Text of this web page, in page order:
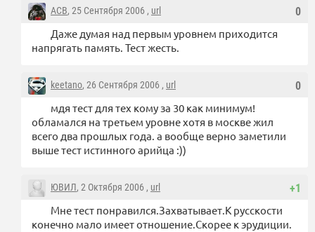
0
ACB, 25 Сентября 2006 , url
Даже думая над первым уровнем приходится
напрягать память. Тест жесть.
0
keetano, 26 Сентября 2006 , url
мдя тест для тех кому за 30 как минимум!
обламался на третьем уровне хотя в москве жил
всего два прошлых года. а вообще верно заметили
выше тест истинного арийца :))
+1
ЮВИЛ, 2 Октября 2006 , url
Мне тест понравился.Захватывает.К русскости
конечно мало имеет отношение.Скорее к эрудиции.